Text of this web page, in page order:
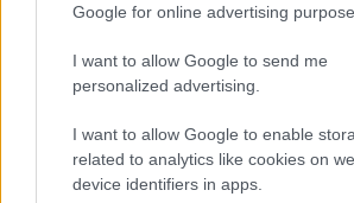
Google for online advertising
I want to allow Google to send me
personalized advertising.
I want to allow Google to enable
related to analytics like cookies on
device identifiers in apps.
Να σημειωθεί ότι οι κοριοί
μολυσματικές ασθένειες,
αίμα, προκαλώντας δερματικά
και φαγούρα. Έχουν ιδιαίτερα
αναπαραγωγής, καθιστώντας
την εξόντωσή τους.